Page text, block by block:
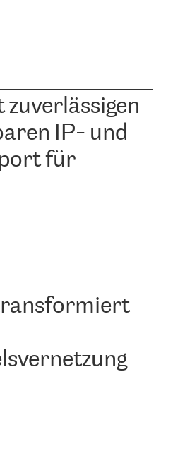
zuverlässigen
IP- und
für